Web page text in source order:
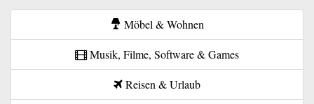
Möbel & Wohnen
Musik, Filme, Software & Games
Reisen & Urlaub